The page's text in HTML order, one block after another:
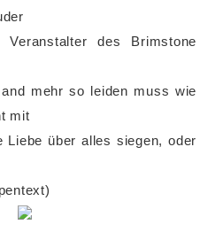
des Brimstone
mehr so leiden muss wie
mit
über alles siegen, oder